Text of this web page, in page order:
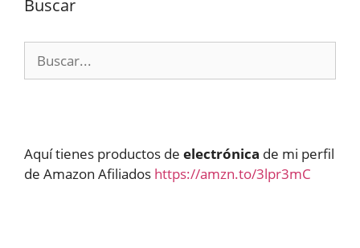
Buscar
Aquí tienes productos de electrónica de mi perfil
de Amazon Afiliados https://amzn.to/3lpr3mC